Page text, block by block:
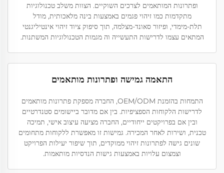
ופתרונות המותאמים לצרכים השוקיים. הצוות משלב טכנולוגיות
מתקדמות כמו זיהוי פגמים באמצעות בינה מלאכותית, מודל
תלת-מימדי, ופיזור סאונד-מצלמה, תוך סיפוק ציוד זיהוי אינטיליגנטי
המתאים עצמו לדרישות התעשייה וה מגמות הטכנולוגיות המשתנות.
התאמה גמישה ופתרונות מותאמים
התמחות בהזמנת OEM/ODM, החברה מספקת פתרונות מותאמים
לדרישות הלקוחות הספציפיות. בין אם מדובר ביישומים סטנדרטיים
ובין אם בפרויקטים ייחודיים, החברה מציעה עיצוב אישי, תמיכה
טכנית, ושירות לאחר המכירה. גמישות זו מאפשרת ללקוחות מתחומים
שונים גישה לפתרונות זיהוי ממוקדים, תוך שיפור יעילות הפרויקט
וצמצום עלויות באמצעות גישות הנדסיות מותאמות.